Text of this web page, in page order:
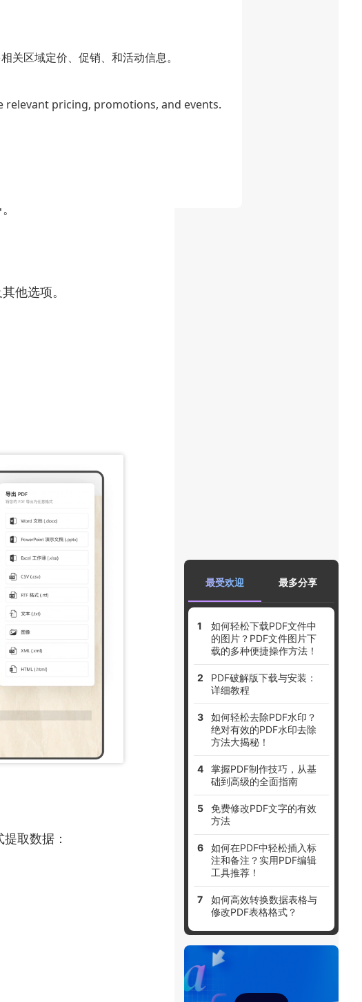
关区域定价、促销、和活动信息。
pricing, promotions, and events.
他选项。
取数据：
最受欢迎 最多分享
如何轻松下载PDF文件中
的图片？PDF文件图片下
载的多种便捷操作方法！
PDF破解版下载与安装：
详细教程
如何轻松去除PDF水印？
绝对有效的PDF水印去除
方法大揭秘！
掌握PDF制作技巧，从基
础到高级的全面指南
免费修改PDF文字的有效
方法
如何在PDF中轻松插入标
注和备注？实用PDF编辑
工具推荐！
如何高效转换数据表格与
修改PDF表格格式？